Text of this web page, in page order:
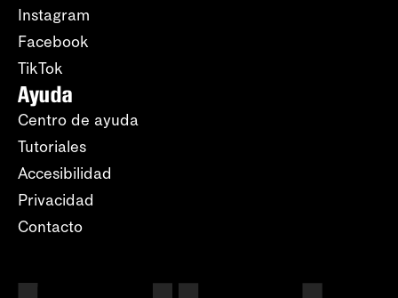
Instagram
Facebook
TikTok
Ayuda
Centro de ayuda
Tutoriales
Accesibilidad
Privacidad
Contacto